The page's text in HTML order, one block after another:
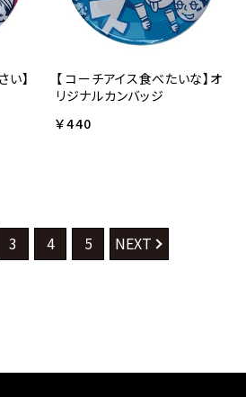
い】
【 コーチアイス食べたいな】オ
リジナルカンバッジ
￥440
3 4 5 NEXT